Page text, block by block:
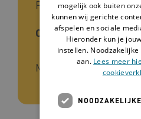
Praktijk
Ontwikkelaar
Movisie Academie
mogelijk ook buiten
kunnen wij gerichte
afspelen en sociale
Hieronder kun je
instellen.
aan. Lees meer